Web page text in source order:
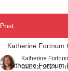
Post
Katherine Fortnum
Katherine Fortnum
Katherine
Dec 23, 2024 1